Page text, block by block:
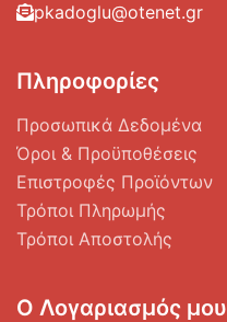
pkadoglu@otenet.gr
Πληροφορίες
Προσωπικά Δεδομένα
Όροι & Προϋποθέσεις
Επιστροφές Προϊόντων
Τρόποι Πληρωμής
Τρόποι Αποστολής
Ο Λογαριασμός μου